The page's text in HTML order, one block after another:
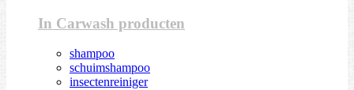
In Carwash producten
shampoo
schuimshampoo
insectenreiniger